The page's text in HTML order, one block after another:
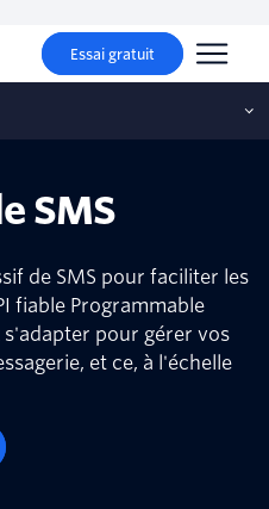
Essai gratuit
SMS
de SMS pour faciliter les
fiable Programmable
s'adapter pour gérer vos
et ce, à l'échelle